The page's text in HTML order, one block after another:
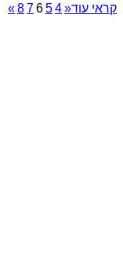
קראי עוד«
4
5
6
7
8
»